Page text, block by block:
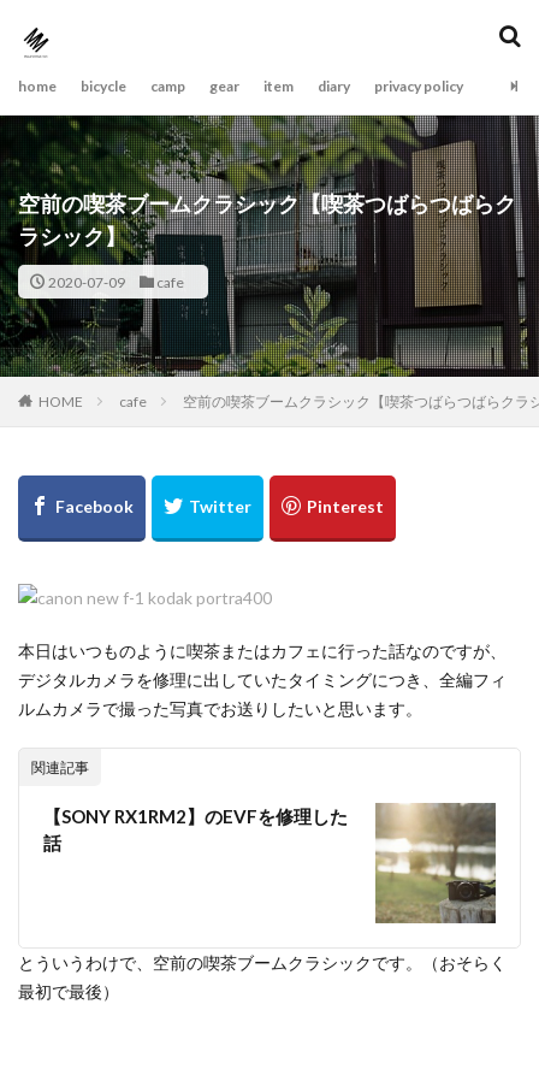
home bicycle camp gear item diary privacy policy
空前の喫茶ブームクラシック【喫茶つばらつばらク
ラシック】
2020-07-09 cafe
HOME cafe 空前の喫茶ブームクラシック【喫茶つばらつばらクラ
本日はいつものように喫茶またはカフェに行った話なのですが、
デジタルカメラを修理に出していたタイミングにつき、全編フィ
ルムカメラで撮った写真でお送りしたいと思います。
関連記事
【SONY RX1RM2】のEVFを修理した
話
とういうわけで、空前の喫茶ブームクラシックです。（おそらく
最初で最後）